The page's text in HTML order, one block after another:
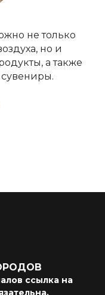
не только
но и
а также
ссылка на